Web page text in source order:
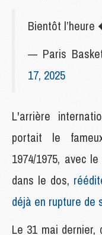
Bientôt
— Paris
17, 2025
L'arrière
portait le
1974/1975, avec
dans le dos,
déjà en rupture de
Le 31 mai dernier,